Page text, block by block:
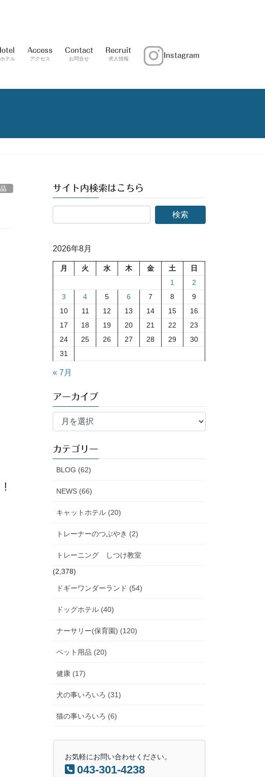
テル
Access
アクセス
Contact
お問合せ
Recruit
求人情報 Instagram
サイト内検索はこちら
2026年8月
月 火 水 木 金 土
日
1
2
3
4 5 6 7 8
9
10
11 12 13 14 15
16
17
18 19 20 21 22
23
24
25 26 27 28 29
30
31
« 7月
アーカイブ
ア
イ
ブ
カテゴリー
BLOG (62)
NEWS (66)
キャットホテル (20)
トレーナーのつぶやき (2)
トレーニング しつけ教室
(2,378)
ドギーワンダーランド (54)
ドッグホテル (40)
ナーサリー(保育園) (120)
ペット用品 (20)
健康 (17)
犬の事いろいろ (31)
猫の事いろいろ (6)
お気軽にお問い合わせください。
043-301-4238